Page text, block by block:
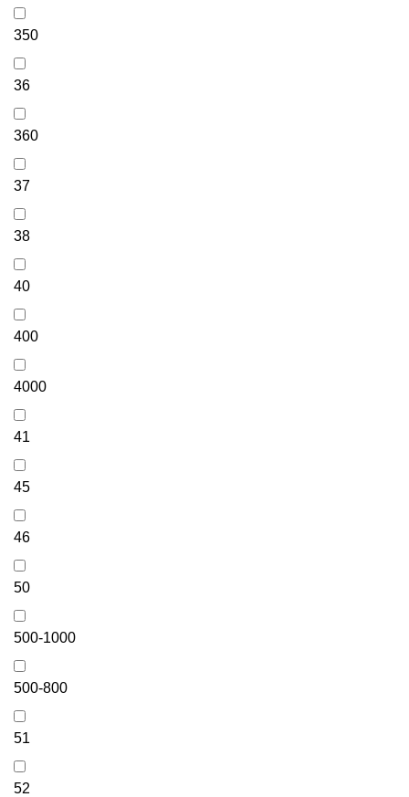
350
36
360
37
38
40
400
4000
41
45
46
50
500-1000
500-800
51
52